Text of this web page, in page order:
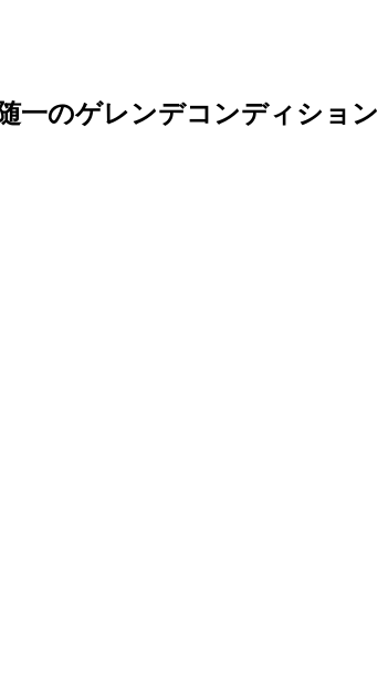
一のゲレンデコンディション